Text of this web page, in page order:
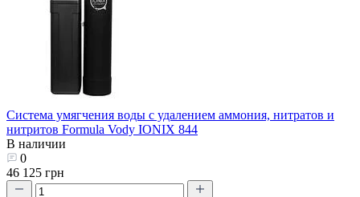
Система умягчения воды с удалением аммония, нитратов и
нитритов Formula Vody IONIX 844
В наличии
0
46 125 грн